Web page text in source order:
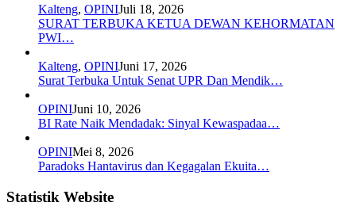
Kalteng, OPINIJuli 18, 2026
SURAT TERBUKA KETUA DEWAN KEHORMATAN
PWI…
Kalteng, OPINIJuni 17, 2026
Surat Terbuka Untuk Senat UPR Dan Mendik…
OPINIJuni 10, 2026
BI Rate Naik Mendadak: Sinyal Kewaspadaa…
OPINIMei 8, 2026
Paradoks Hantavirus dan Kegagalan Ekuita…
Statistik Website